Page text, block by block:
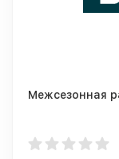
Межсезонная